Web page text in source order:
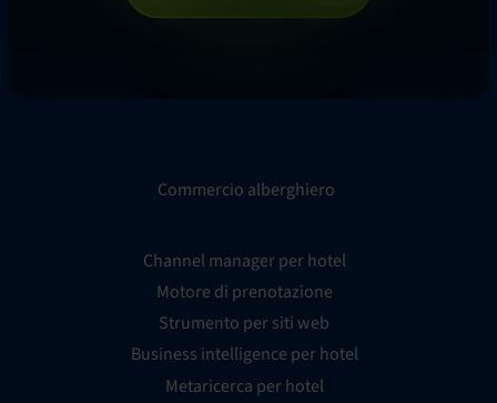
Commercio alberghiero
Channel manager per hotel
Motore di prenotazione
Strumento per siti web
Business intelligence per hotel
Metaricerca per hotel